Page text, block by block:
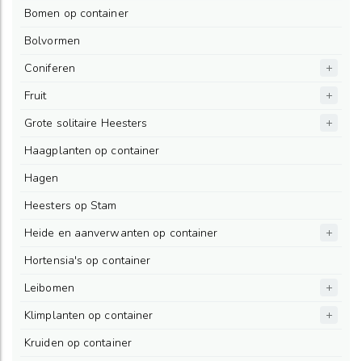
Bomen op container
Bolvormen
Coniferen
Fruit
Grote solitaire Heesters
Haagplanten op container
Hagen
Heesters op Stam
Heide en aanverwanten op container
Hortensia's op container
Leibomen
Klimplanten op container
Kruiden op container